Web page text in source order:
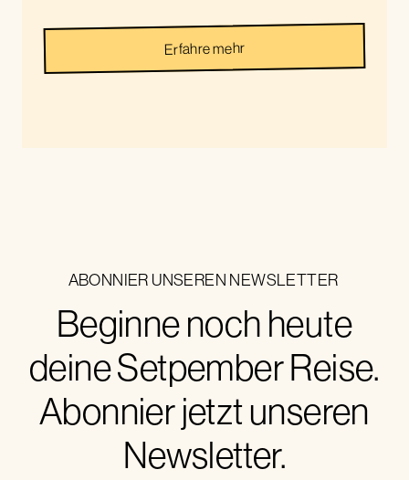
Erfahre mehr
ABONNIER UNSEREN NEWSLETTER
Beginne noch heute
deine Setpember Reise.
Abonnier jetzt unseren
Newsletter.